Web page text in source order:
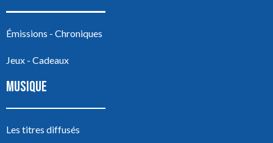
Émissions - Chroniques
Jeux - Cadeaux
MUSIQUE
Les titres diffusés